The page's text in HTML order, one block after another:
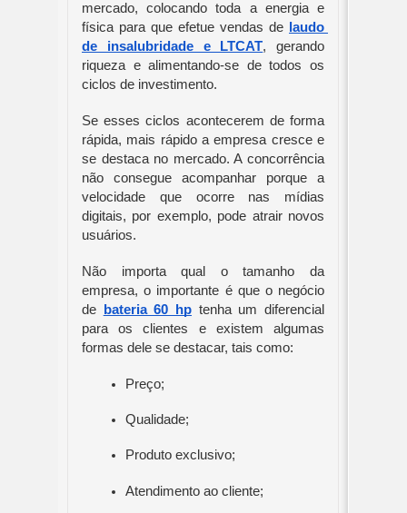
mercado, colocando toda a energia e
física para que efetue vendas de
laudo
de insalubridade e LTCAT, gerando
riqueza e alimentando-se de todos os
ciclos de investimento.
Se esses ciclos acontecerem de forma
rápida, mais rápido a empresa cresce e
se destaca no mercado. A concorrência
não consegue acompanhar porque a
velocidade que ocorre nas mídias
digitais, por exemplo, pode atrair novos
usuários.
Não importa qual o tamanho da
empresa, o importante é que o negócio
de
bateria 60 hp tenha um diferencial
para os clientes e existem algumas
formas dele se destacar, tais como:
Preço;
Qualidade;
Produto exclusivo;
Atendimento ao cliente;